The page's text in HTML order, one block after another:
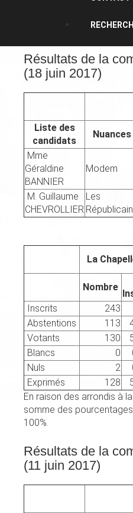
Résultats de la
(18 juin 2017)
Liste des
candidats
Nuances
Mme
Géraldine
BANNIER
Modem
M. Guillaume
CHEVROLLIER
Les
La
Nombre
Inscrits
243
Abstentions
113
Votants
130
Blancs
0
Nuls
2
Exprimés
128
En raison des arrondis à
somme des
100%.
Résultats de la
(11 juin 2017)